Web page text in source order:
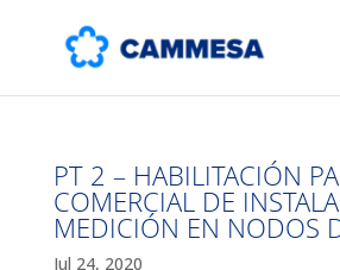
PT 2 – HABILITACIÓN
COMERCIAL DE
MEDICIÓN EN NODOS
Jul 24, 2020